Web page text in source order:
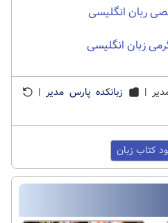
ربان انگلیسی
زبان انگلیسی
| زبانکده پارس مدیر |
کتاب زبان